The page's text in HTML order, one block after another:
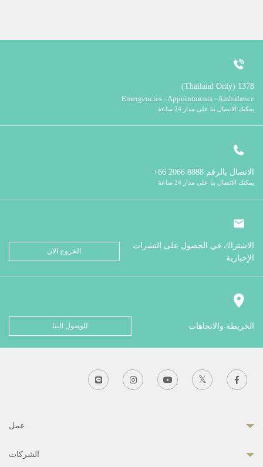
1378 (Thailand Only)
Emergencies - Appointments - Ambulance
يمكنك الاتصال بنا على مدار 24 ساعة
الاتصال بالرقم
يمكنك الاتصال بنا على مدار 24 ساعة
الاشتراك في الحصول على النشرات
الإخبارية
الخروج الان
الخريطة والاتجاهات للوصول الينا
عمل
الشركات